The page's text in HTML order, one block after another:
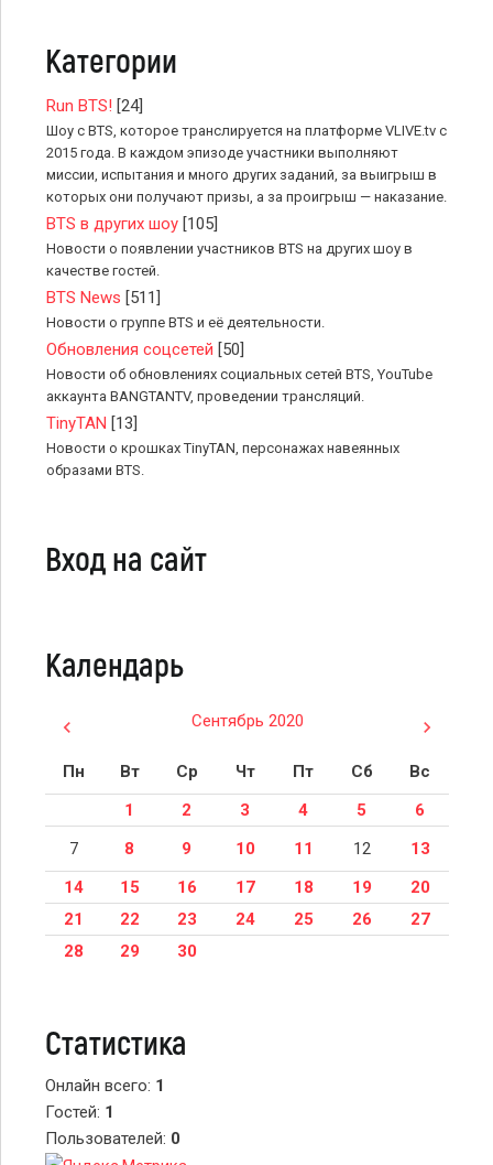
Категории
Run BTS! [24]
Шоу с BTS, которое транслируется на платформе VLIVE.tv с
2015 года. В каждом эпизоде участники выполняют
миссии, испытания и много других заданий, за выигрыш в
которых они получают призы, а за проигрыш — наказание.
BTS в других шоу [105]
Новости о появлении участников BTS на других шоу в
качестве гостей.
BTS News [511]
Новости о группе BTS и её деятельности.
Обновления соцсетей [50]
Новости об обновлениях социальных сетей BTS, YouTube
аккаунта BANGTANTV, проведении трансляций.
TinyTAN [13]
Новости о крошках TinyTAN, персонажах навеянных
образами BTS.
Вход на сайт
Календарь
Сентябрь 2020
Пн Вт Ср Чт Пт Сб
Вс
1
2 3 4 5
6
7
8 9 10 11 12
13
14
15 16 17 18 19
20
21
22 23 24 25 26
27
28
29 30
Статистика
Онлайн всего: 1
Гостей: 1
Пользователей: 0